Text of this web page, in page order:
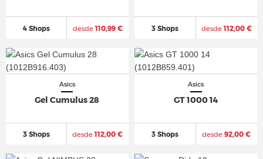
4 Shops desde110,99 € 3 Shops desde112,00 €
Asics
Gel Cumulus 28
3 Shops desde112,00 €
Asics
GT 1000 14
3 Shops desde 92,00 €